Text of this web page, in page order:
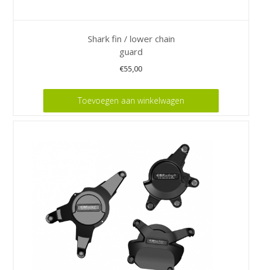
Shark fin / lower chain
guard
€55,00
Toevoegen aan winkelwagen